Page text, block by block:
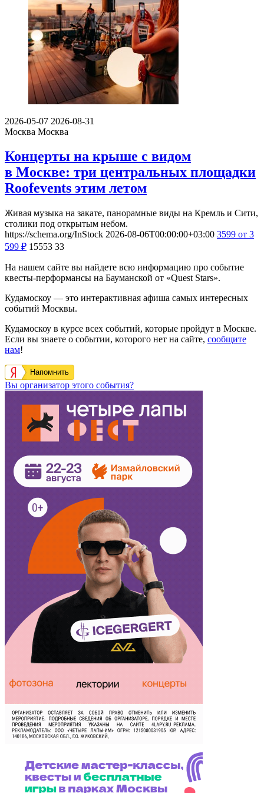
2026-05-07 2026-08-31
Москва Москва
Концерты на крыше с видом
в Москве: три центральных площадки
Roofevents этим летом
Живая музыка на закате, панорамные виды на Кремль и Сити,
столики под открытым небом.
https://schema.org/InStock 2026-08-06T00:00:00+03:00 3599 от 3
599 ₽ 15553 33
На нашем сайте вы найдете всю информацию про событие
квесты-перформансы на Бауманской от «Quest Stars».
Кудамоскоу — это интерактивная афиша самых интересных
событий Москвы.
Кудамоскоу в курсе всех событий, которые пройдут в Москве.
Если вы знаете о событии, которого нет на сайте, сообщите
нам!
Напомнить
Вы организатор этого события?